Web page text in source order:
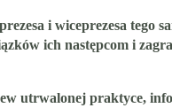
i wiceprezesa tego
ich następcom i
utrwalonej praktyce,